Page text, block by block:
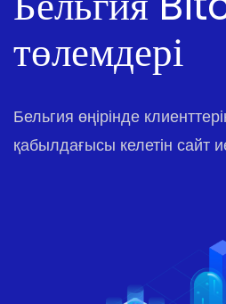
төлемдері
Бельгия өңірінде
қабылдағысы келетін сайт